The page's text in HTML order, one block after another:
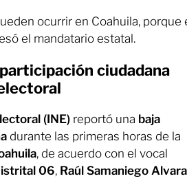
ocurrir en Coahuila, porque
el mandatario estatal.
ciudadana
(INE) reportó una baja
durante las primeras horas de la
, de acuerdo con el vocal
06, Raúl Samaniego